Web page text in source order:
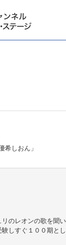
希しおん」
のレオンの歌を聞い
しすぐ１００期と